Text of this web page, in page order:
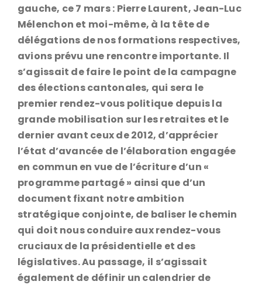
gauche, ce 7 mars : Pierre Laurent, Jean-Luc
Mélenchon et moi-même, à la tête de
délégations de nos formations respectives,
avions prévu une rencontre importante. Il
s’agissait de faire le point de la campagne
des élections cantonales, qui sera le
premier rendez-vous politique depuis la
grande mobilisation sur les retraites et le
dernier avant ceux de 2012, d’apprécier
l’état d’avancée de l’élaboration engagée
en commun en vue de l’écriture d’un «
programme partagé » ainsi que d’un
document fixant notre ambition
stratégique conjointe, de baliser le chemin
qui doit nous conduire aux rendez-vous
cruciaux de la présidentielle et des
législatives. Au passage, il s’agissait
également de définir un calendrier de